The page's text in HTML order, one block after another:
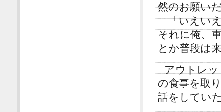
然のお願い
「いえいえ
それに俺、
とか普段は
アウトレ
の食事を取
話をしてい